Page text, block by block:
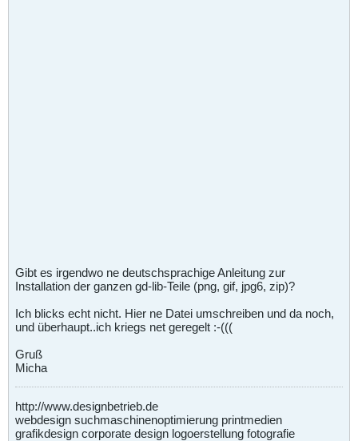
Gibt es irgendwo ne deutschsprachige Anleitung zur
Installation der ganzen gd-lib-Teile (png, gif, jpg6, zip)?
Ich blicks echt nicht. Hier ne Datei umschreiben und da noch,
und überhaupt..ich kriegs net geregelt :-(((
Gruß
Micha
http://www.designbetrieb.de
webdesign suchmaschinenoptimierung printmedien
grafikdesign corporate design logoerstellung fotografie